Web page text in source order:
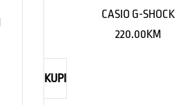
CASIO G-SHOCK
220.00 KM
KUPI